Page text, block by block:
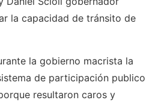
la capacidad de tránsito de
la gobierno macrista la
de participación publico
resultaron caros y